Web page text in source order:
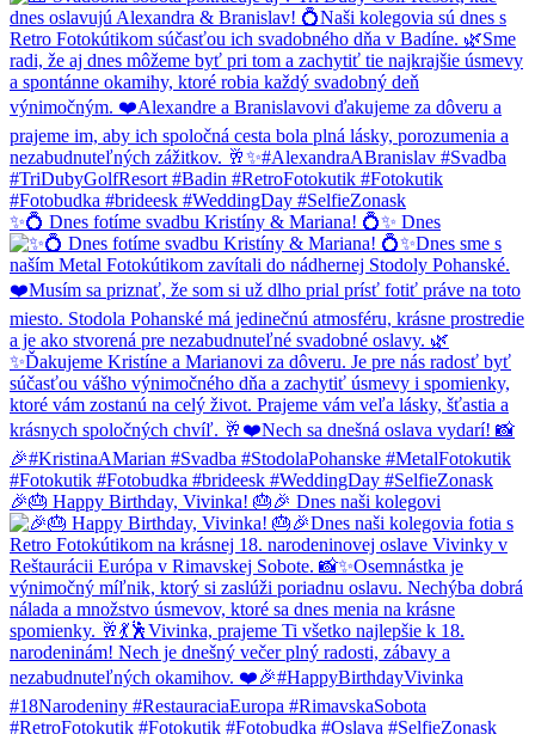
✨💍 Dnes fotíme svadbu Kristíny & Mariana! 💍✨ Dnes
🎉🎂 Happy Birthday, Vivinka! 🎂🎉 Dnes naši kolegovi